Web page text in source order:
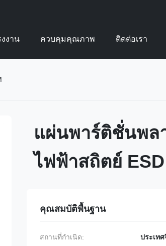
งาน ควบคุมคุณภาพ ติดต่อเรา
แผ่นพาร์ติชั่นพล
ไฟฟ้าสถิตย์
คุณสมบัติพื้นฐาน
สถานที่กำเนิด: ประเท